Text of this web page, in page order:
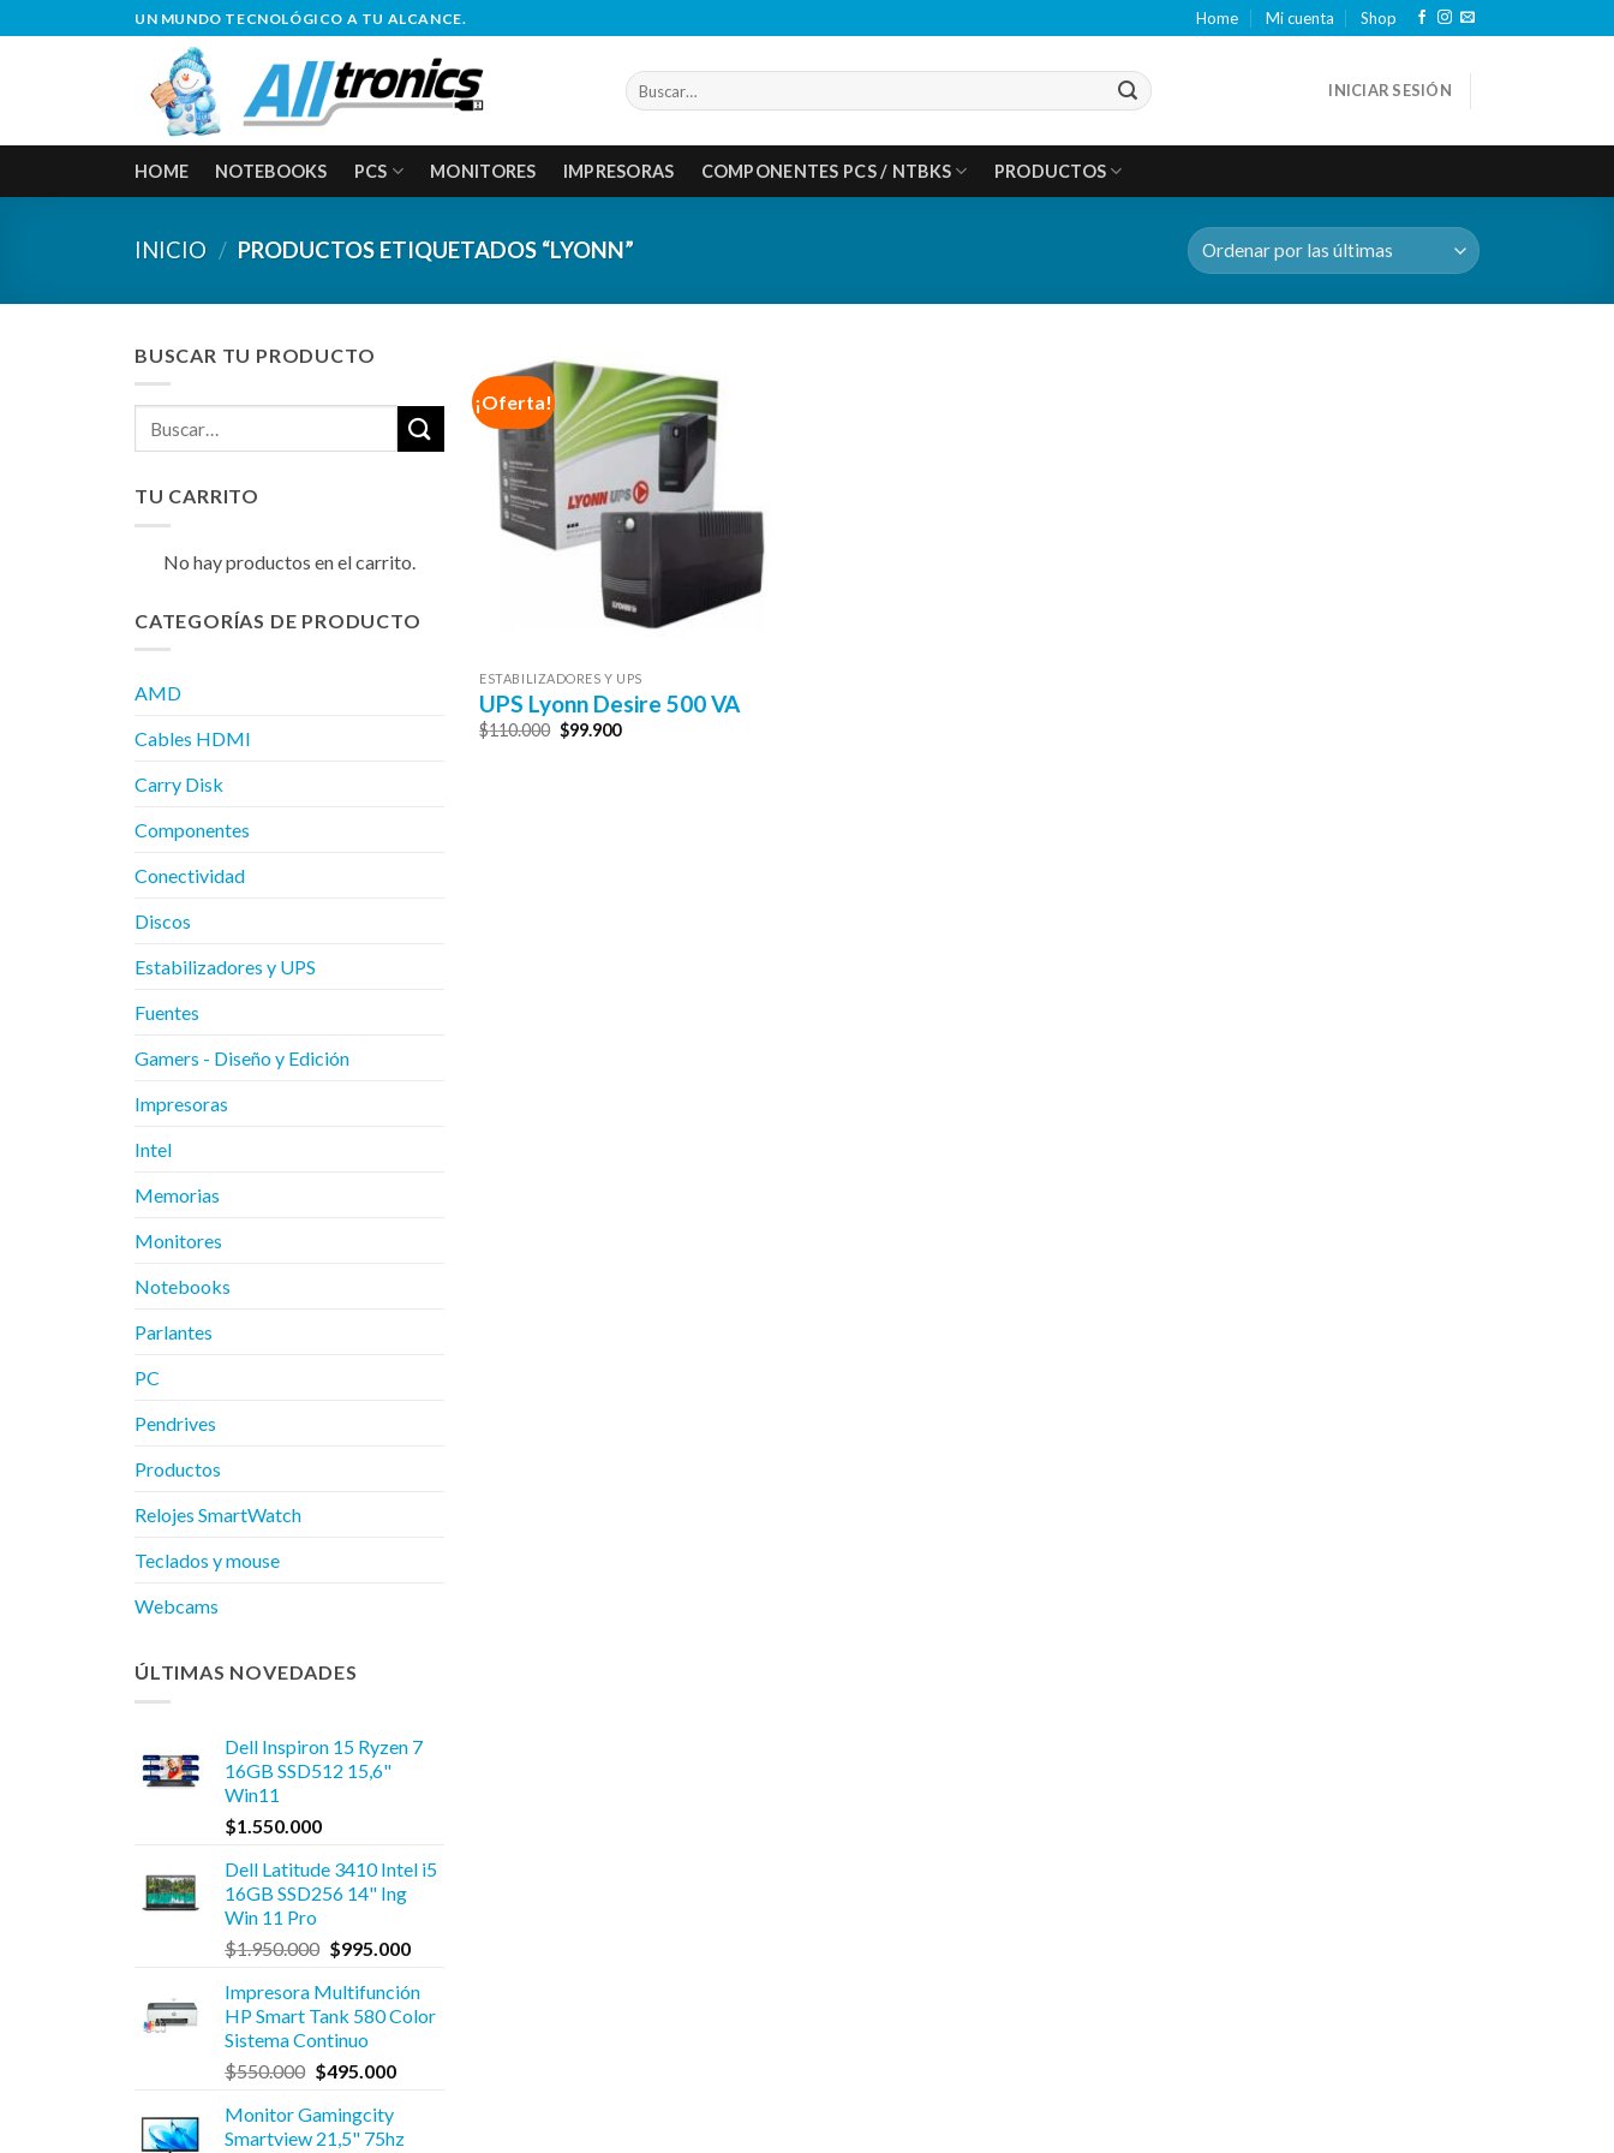
al
UN MUNDO TECNOLÓGICO A TU ALCANCE. Home Mi cuenta Shop
Buscar
por:
INICIAR SESIÓN
HOME NOTEBOOKS PCS MONITORES IMPRESORAS COMPONENTES PCS / NTBKS PRODUCTOS
INICIO / PRODUCTOS ETIQUETADOS “LYONN”
BUSCAR TU PRODUCTO
Buscar
por:
TU CARRITO
No hay productos en el carrito.
CATEGORÍAS DE PRODUCTO
AMD
Cables HDMI
Carry Disk
Componentes
Conectividad
Discos
Estabilizadores y UPS
Fuentes
Gamers - Diseño y Edición
Impresoras
Intel
Memorias
Monitores
Notebooks
Parlantes
PC
Pendrives
Productos
Relojes SmartWatch
Teclados y mouse
Webcams
ÚLTIMAS NOVEDADES
Dell Inspiron 15 Ryzen 7
16GB SSD512 15,6"
Win11
$1.550.000
Dell Latitude 3410 Intel i5
16GB SSD256 14" Ing
Win 11 Pro
$1.950.000 El
original
era:
$1.950.000.
$995.000El
actual
es:
Impresora Multifunción
HP Smart Tank 580 Color
Sistema Continuo
$550.000 El
original
era:
$495.000El
es:
Monitor Gamingcity
Smartview 21,5" 75hz
¡Oferta!
ESTABILIZADORES Y UPS
UPS Lyonn Desire 500 VA
$110.000 El
precio
$99.900El